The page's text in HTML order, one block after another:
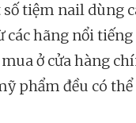
số tiệm nail dùng
các hãng nổi
ở cửa hàng
phẩm đều có thể